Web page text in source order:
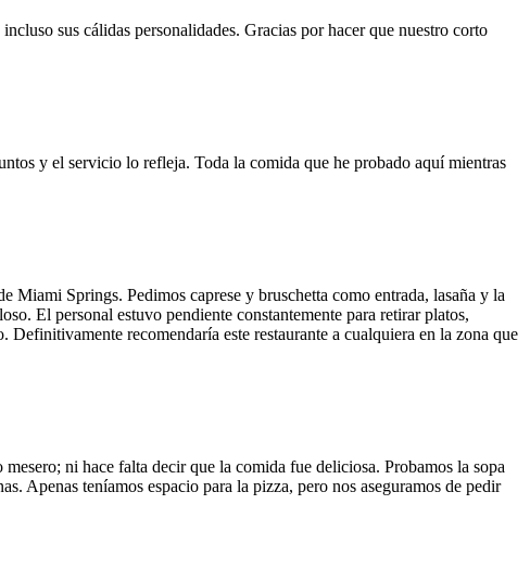
sus cálidas personalidades. Gracias por hacer que nuestro corto
y el servicio lo refleja. Toda la comida que he probado aquí mientras
Miami Springs. Pedimos caprese y bruschetta como entrada, lasaña y la
El personal estuvo pendiente constantemente para retirar platos,
recomendaría este restaurante a cualquiera en la zona que
ni hace falta decir que la comida fue deliciosa. Probamos la sopa
Apenas teníamos espacio para la pizza, pero nos aseguramos de pedir